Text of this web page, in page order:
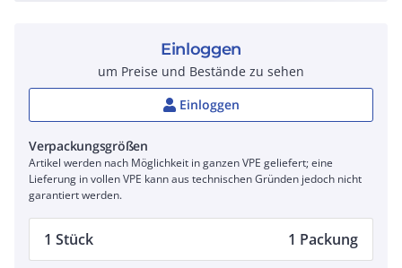
Einloggen
um Preise und Bestände zu sehen
Einloggen
Verpackungsgrößen
Artikel werden nach Möglichkeit in ganzen VPE geliefert; eine
Lieferung in vollen VPE kann aus technischen Gründen jedoch nicht
garantiert werden.
1 Stück 1 Packung